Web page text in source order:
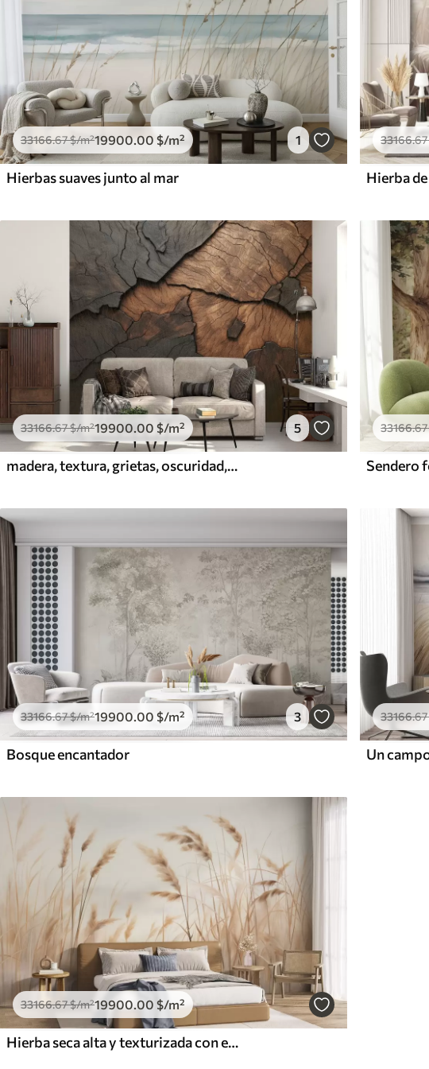
33166.67$/m²19900.00 $/m² 1
Hierbas suaves junto al mar
33166.67
33166.67$/m²19900.00 $/m² 5
madera, textura, grietas, oscuridad, corteza, superficie
33166.67
33166.67$/m²19900 .00 $/m² 3
Bosque encantador
33166.67
33166.67$/m²19900.00 $/m²
Hierba seca alta y texturizada con espigas de trigo en el campo sobre un fondo suave y pálido.